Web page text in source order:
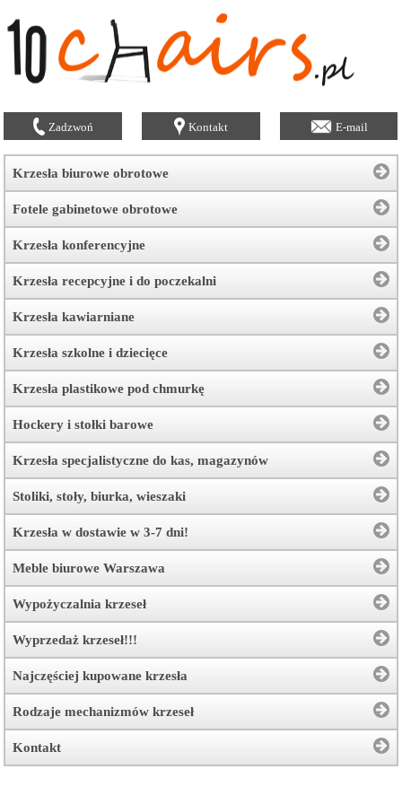
Zadzwoń Kontakt E-mail
Krzesła biurowe obrotowe
Fotele gabinetowe obrotowe
Krzesła konferencyjne
Krzesła recepcyjne i do poczekalni
Krzesła kawiarniane
Krzesła szkolne i dziecięce
Krzesła plastikowe pod chmurkę
Hockery i stołki barowe
Krzesła specjalistyczne do kas, magazynów
Stoliki, stoły, biurka, wieszaki
Krzesła w dostawie w 3-7 dni!
Meble biurowe Warszawa
Wypożyczalnia krzeseł
Wyprzedaż krzeseł!!!
Najczęściej kupowane krzesła
Rodzaje mechanizmów krzeseł
Kontakt